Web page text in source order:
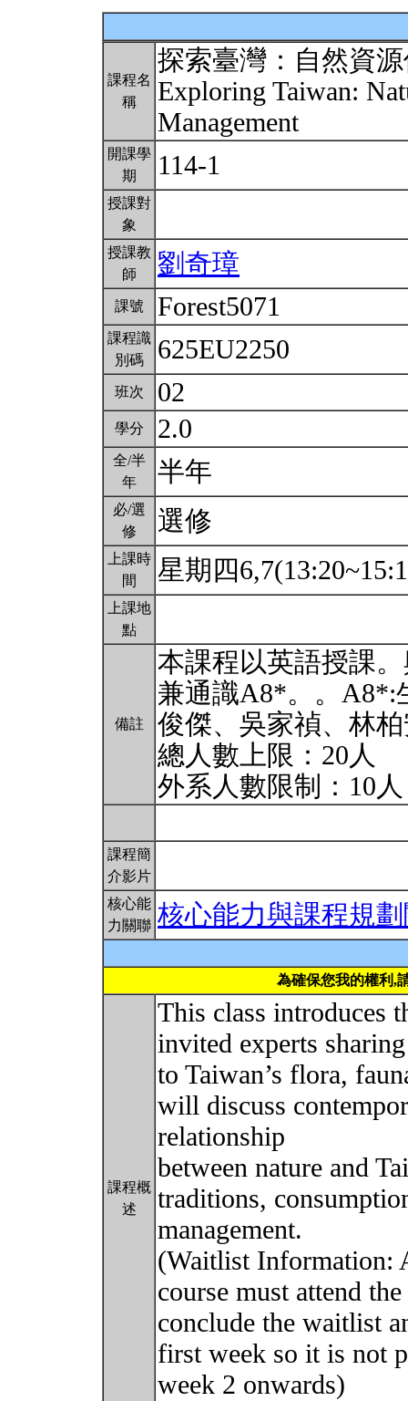
課程名
稱
探索臺灣：自然資
Exploring Taiwan:
Management
開課學
期
114-1
授課對
象
授課教
師
劉奇璋
課號 Forest5071
課程識
別碼
625EU2250
班次 02
學分 2.0
全/半
年
半年
必/選
修
選修
上課時
間
星期四
上課地
點
備註
本課程以英語授課
兼通識A8*。。A8*:
俊傑、吳家禎、林
總人數上限：20人
外系人數限制：10
課程簡
介影片
核心能
力關聯 核心能力與課程規
為確保您我的權利,
課程概
述
This class introduces
invited experts
to Taiwan’s flora,
will discuss
relationship
between nature and
traditions,
management.
(Waitlist Information:
course must attend
conclude the waitlist
first week so it is not
week 2 onwards)